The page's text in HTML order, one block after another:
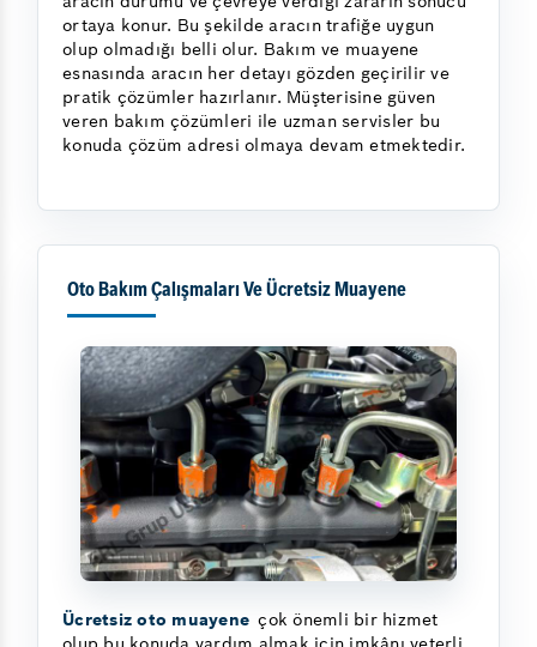
ortaya konur. Bu şekilde aracın trafiğe uygun
olup olmadığı belli olur. Bakım ve muayene
esnasında aracın her detayı gözden geçirilir ve
pratik çözümler hazırlanır. Müşterisine güven
veren bakım çözümleri ile uzman servisler bu
konuda çözüm adresi olmaya devam etmektedir.
Oto Bakım Çalışmaları Ve Ücretsiz Muayene
Ücretsiz oto muayene çok önemli bir hizmet